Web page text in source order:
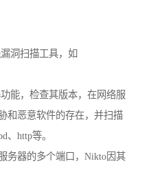
洞扫描工具，如
能，检查其版本，在网络服
和恶意软件的存在，并扫描
、http等。
务器的多个端口，Nikto因其